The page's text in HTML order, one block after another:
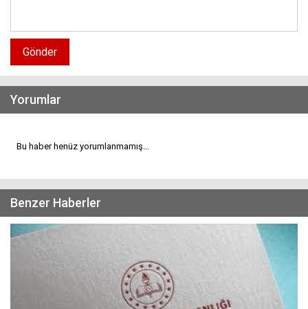
Gönder
Yorumlar
Bu haber henüz yorumlanmamış...
Benzer Haberler